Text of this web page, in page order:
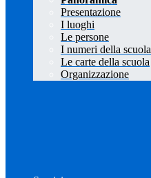
Presentazione
I luoghi
Le persone
I numeri della scuola
Le carte della scuola
Organizzazione